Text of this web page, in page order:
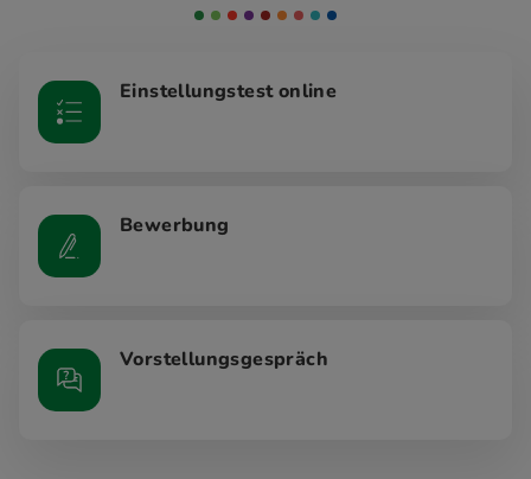
Einstellungstest online
Bewerbung
Vorstellungsgespräch